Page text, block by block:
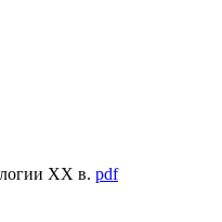
XX в. pdf